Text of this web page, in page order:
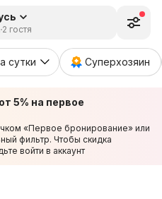
2 гостя
сутки Суперхозяин
5% на первое
«Первое бронирование» или
фильтр. Чтобы скидка
войти в аккаунт